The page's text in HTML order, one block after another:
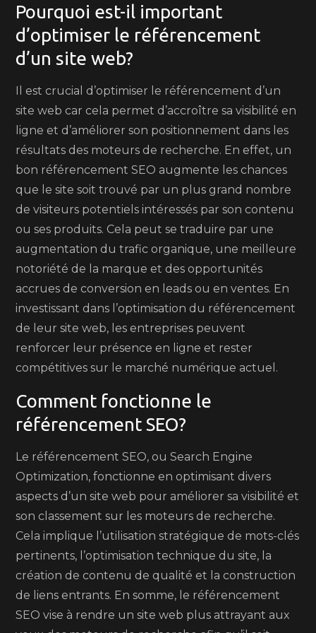
Pourquoi est-il important
d’optimiser le référencement
d’un site web?
Il est crucial d’optimiser le référencement d’un
site web car cela permet d’accroître sa visibilité en
ligne et d’améliorer son positionnement dans les
résultats des moteurs de recherche. En effet, un
bon référencement SEO augmente les chances
que le site soit trouvé par un plus grand nombre
de visiteurs potentiels intéressés par son contenu
ou ses produits. Cela peut se traduire par une
augmentation du trafic organique, une meilleure
notoriété de la marque et des opportunités
accrues de conversion en leads ou en ventes. En
investissant dans l’optimisation du référencement
de leur site web, les entreprises peuvent
renforcer leur présence en ligne et rester
compétitives sur le marché numérique actuel.
Comment fonctionne le
référencement SEO?
Le référencement SEO, ou Search Engine
Optimization, fonctionne en optimisant divers
aspects d’un site web pour améliorer sa visibilité et
son classement sur les moteurs de recherche.
Cela implique l’utilisation stratégique de mots-clés
pertinents, l’optimisation technique du site, la
création de contenu de qualité et la construction
de liens entrants. En somme, le référencement
SEO vise à rendre un site web plus attrayant aux